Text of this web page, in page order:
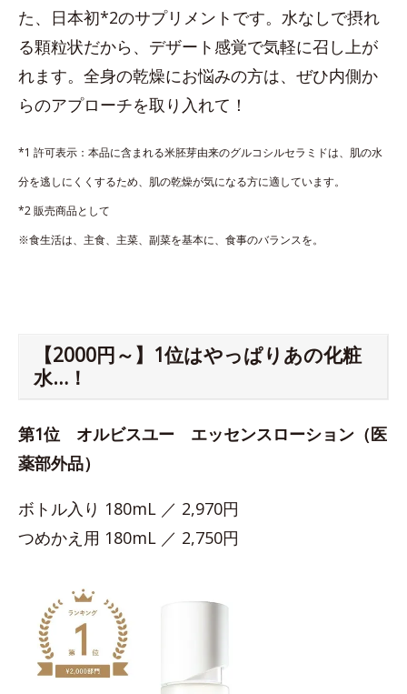
た、日本初*2のサプリメントです。水なしで摂れ
る顆粒状だから、デザート感覚で気軽に召し上が
れます。全身の乾燥にお悩みの方は、ぜひ内側か
らのアプローチを取り入れて！
*1 許可表示：本品に含まれる米胚芽由来のグルコシルセラミドは、肌の水
分を逃しにくくするため、肌の乾燥が気になる方に適しています。
*2 販売商品として
※食生活は、主食、主菜、副菜を基本に、食事のバランスを。
【2000円～】1位はやっぱりあの化粧
水…！
第1位 オルビスユー エッセンスローション（医
薬部外品）
ボトル入り 180mL ／ 2,970円
つめかえ用 180mL ／ 2,750円